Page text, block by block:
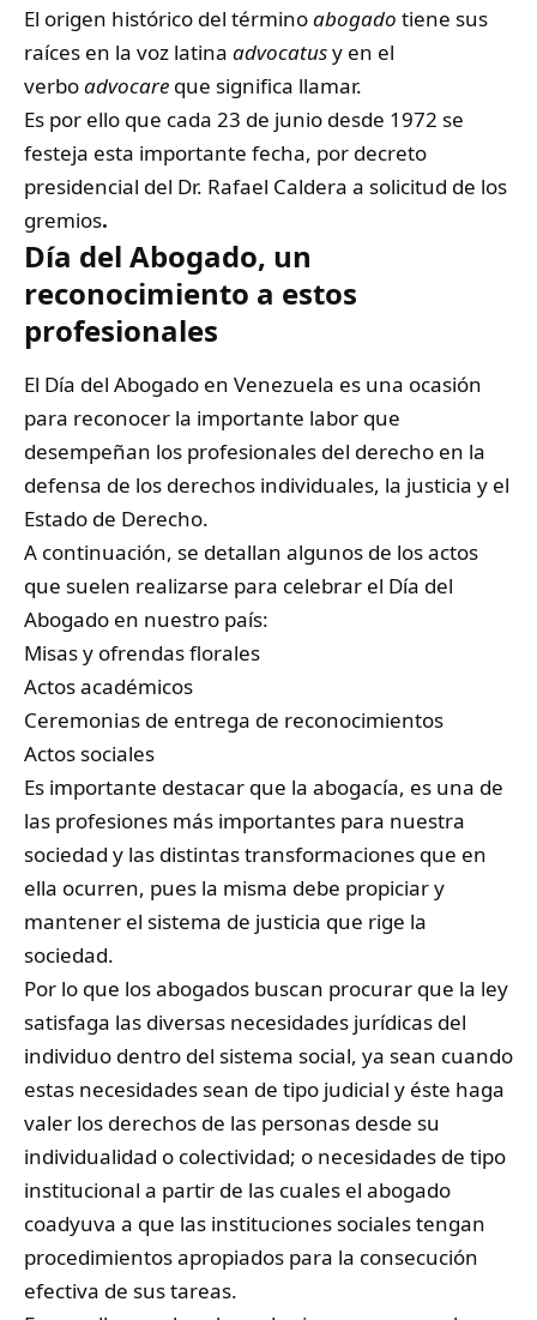
El origen histórico del términoabogado tiene sus
raíces en la voz latina advocatusy en el
verboadvocare que significa llamar.
Es por ello que cada 23 de junio desde 1972 se
festeja esta importante fecha, por decreto
presidencial del Dr. Rafael Caldera a solicitud de los
gremios.
Día del Abogado, un
reconocimiento a estos
profesionales
El Día del Abogado en Venezuela es una ocasión
para reconocer la importante labor que
desempeñan los profesionales del derecho en la
defensa de los derechos individuales, la justicia y el
Estado de Derecho.
A continuación, se detallan algunos de los actos
que suelen realizarse para celebrar el Día del
Abogado en nuestro país:
Misas y ofrendas florales
Actos académicos
Ceremonias de entrega de reconocimientos
Actos sociales
Es importante destacar que la abogacía, es una de
las profesiones más importantes para nuestra
sociedad y las distintas transformaciones que en
ella ocurren, pues la misma debe propiciar y
mantener el sistema de justicia que rige la
sociedad.
Por lo que los abogados buscan procurar que la ley
satisfaga las diversas necesidades jurídicas del
individuo dentro del sistema social, ya sean cuando
estas necesidades sean de tipo judicial y éste haga
valer los derechos de las personas desde su
individualidad o colectividad; o necesidades de tipo
institucional a partir de las cuales el abogado
coadyuva a que las instituciones sociales tengan
procedimientos apropiados para la consecución
efectiva de sus tareas.